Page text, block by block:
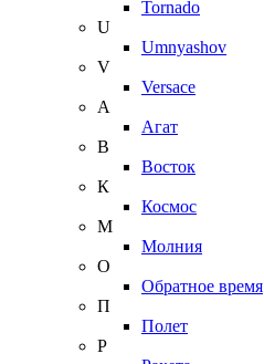
Tornado
U
Umnyashov
V
Versace
А
Агат
В
Восток
К
Космос
М
Молния
О
Обратное время
П
Полет
Р